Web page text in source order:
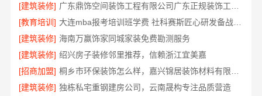
[建筑装修]
[教育培训]
大连mba报考培训班学费 社科赛斯匠心研发备战MBA考研
[建筑装修] 海南万赢饰家同城家装免费勘测服务
[建筑装修] 绍兴房子装修邻里推荐，信赖浙江宜美嘉
[招商加盟]
[建筑装修] 独栋私宅重钢建房公司，云南晟构专注品质营造